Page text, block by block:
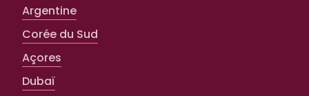
Argentine
Corée du Sud
Açores
Dubaï